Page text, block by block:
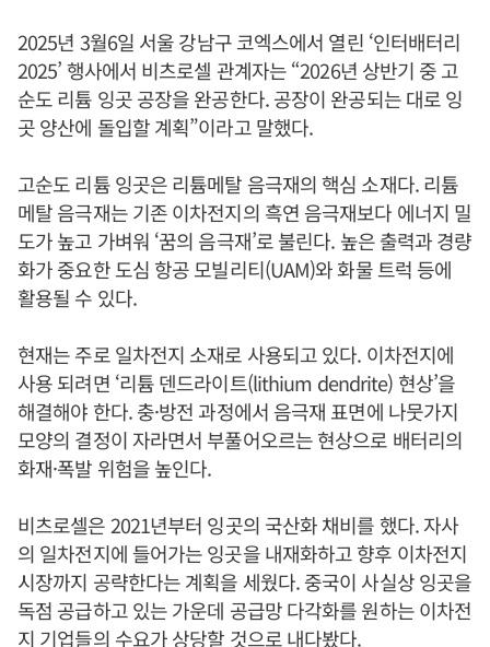
2025년 3월6일 서울 강남구 코엑스에서 열린 ‘인터배터리
2025’ 행사에서 비츠로셀 관계자는 “2026년 상반기 중 고
순도 리튬 잉곳 공장을 완공한다. 공장이 완공되는 대로 잉
곳 양산에 돌입할 계획”이라고 말했다.
고순도 리튬 잉곳은 리튬메탈 음극재의 핵심 소재다. 리튬
메탈 음극재는 기존 이차전지의 흑연 음극재보다 에너지 밀
도가 높고 가벼워 ‘꿈의 음극재’로 불린다. 높은 출력과 경량
화가 중요한 도심 항공 모빌리티(UAM)와 화물 트럭 등에
활용될 수 있다.
현재는 주로 일차전지 소재로 사용되고 있다. 이차전지에
사용 되려면 ‘리튬 덴드라이트(lithium dendrite) 현상’을
해결해야 한다. 충·방전 과정에서 음극재 표면에 나뭇가지
모양의 결정이 자라면서 부풀어오르는 현상으로 배터리의
화재·폭발 위험을 높인다.
비츠로셀은 2021년부터 잉곳의 국산화 채비를 했다. 자사
의 일차전지에 들어가는 잉곳을 내재화하고 향후 이차전지
시장까지 공략한다는 계획을 세웠다. 중국이 사실상 잉곳을
독점 공급하고 있는 가운데 공급망 다각화를 원하는 이차전
지 기업들의 수요가 상당할 것으로 내다봤다.